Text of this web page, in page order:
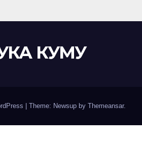
КУМУ
Theme: Newsup by Themeansar.